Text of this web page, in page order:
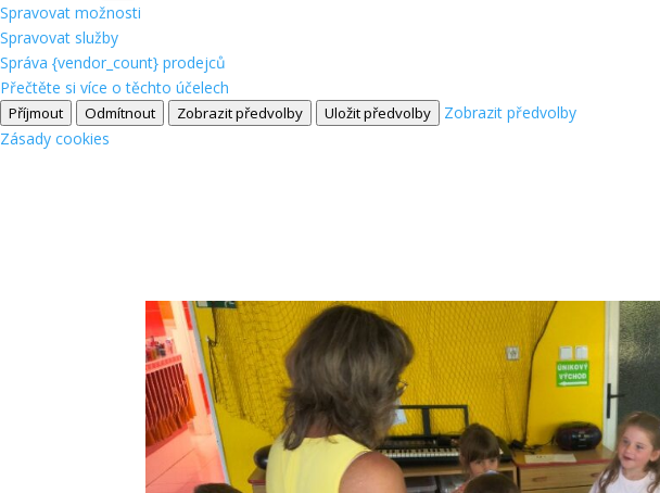
Spravovat možnosti
Spravovat služby
Správa {vendor_count} prodejců
Přečtěte si více o těchto účelech
Příjmout Odmítnout Zobrazit předvolby Uložit předvolby
Zobrazit předvolby
Zásady cookies